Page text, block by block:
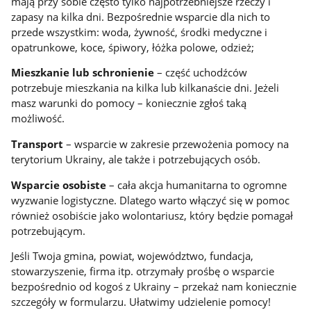
zapasy na kilka dni. Bezpośrednie wsparcie dla nich to
przede wszystkim: woda, żywność, środki medyczne i
opatrunkowe, koce, śpiwory, łóżka polowe, odzież;
Mieszkanie lub schronienie– część uchodźców
potrzebuje mieszkania na kilka lub kilkanaście dni. Jeżeli
masz warunki do pomocy – koniecznie zgłoś taką
możliwość.
Transport – wsparcie w zakresie przewożenia pomocy na
terytorium Ukrainy, ale także i potrzebujących osób.
Wsparcie osobiste – cała akcja humanitarna to ogromne
wyzwanie logistyczne. Dlatego warto włączyć się w pomoc
również osobiście jako wolontariusz, który będzie pomagał
potrzebującym.
Jeśli Twoja gmina, powiat, województwo, fundacja,
stowarzyszenie, firma itp. otrzymały prośbę o wsparcie
bezpośrednio od kogoś z Ukrainy – przekaż nam koniecznie
szczegóły w formularzu. Ułatwimy udzielenie pomocy!